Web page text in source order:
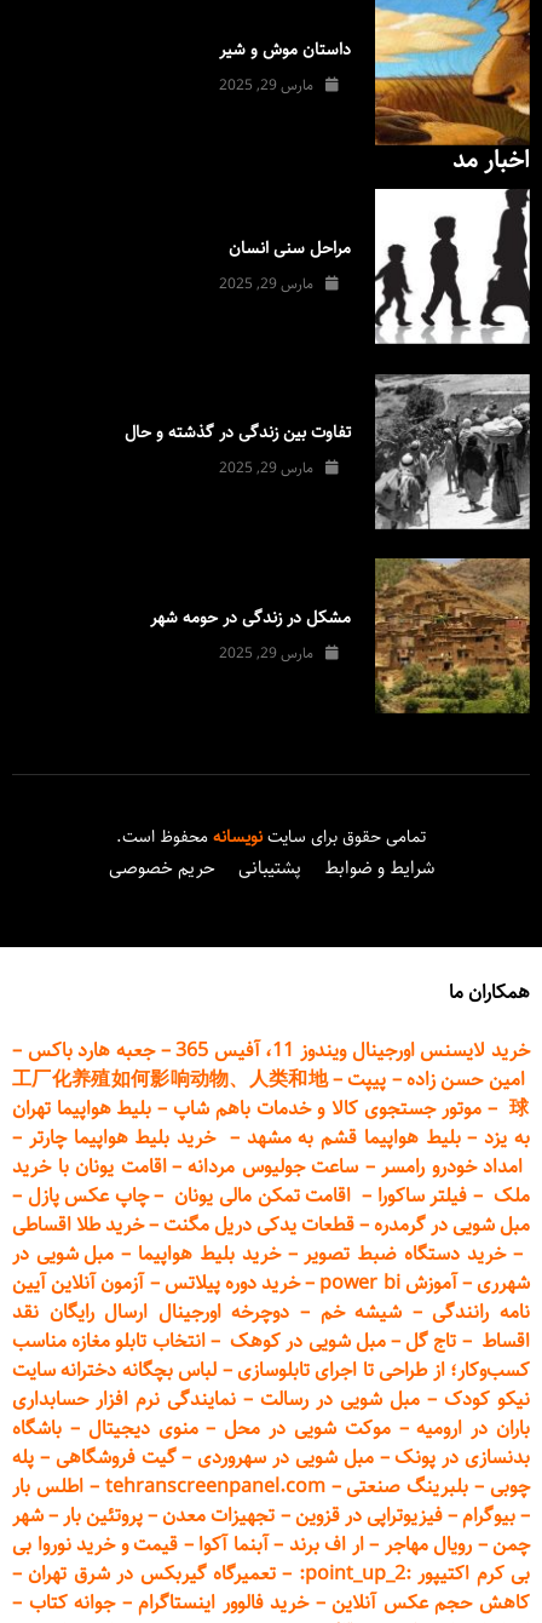
داستان موش و شیر
مارس 29, 2025
اخبار مد
مراحل سنی انسان
مارس 29, 2025
تفاوت بین زندگی در گذشته و حال
مارس 29, 2025
مشکل در زندگی در حومه شهر
مارس 29, 2025
تمامی حقوق برای سایتنویسانهمحفوظ است.
شرایط و ضوابط پشتیبانی حریم خصوصی
همکاران ما
خرید لایسنس اورجینال ویندوز 11، آفیس 365
–جعبه هارد باکس –
امین حسن زاده– پیپت–
工厂化养殖如何影响动物、人类和地
球
– موتور جستجوی کالا و خدمات باهم شاپ– بلیط هواپیما تهران
به یزد–بلیط هواپیما قشم به مشهد –خرید بلیط هواپیما چارتر –
امداد خودرو رامسر– ساعت جولیوس مردانه–اقامت یونان با خرید
ملک – فیلتر ساکورا – اقامت تمکن مالی یونان –چاپ عکس پازل –
مبل شویی در گرمدره–قطعاتیدکی دریل مگنت–خرید طلا اقساطی
–خرید دستگاه ضبط تصویر–خرید بلیط هواپیما –مبل شویی در
شهرری–آموزش power bi –خرید دورهپیلاتس–آزمون آنلاین آیین
نامه رانندگی– شیشه خم – دوچرخه اورجینال ارسال رایگان نقد
اقساط – تاج گل–مبل شویی در کوهک–انتخاب تابلو مغازه مناسب
کسب‌وکار؛ از طراحی تا اجرای تابلوسازی– لباس بچگانه دخترانه سایت
نیکو کودک – مبل شویی در رسالت – نمایندگی نرم افزار حسابداری
باران در ارومیه–موکت شویی در محل–منوی دیجیتال – باشگاه
بدنسازی در پونک–مبل شویی در سهروردی–گیت فروشگاهی – پله
چوبی – بلبرینگ صنعتی–
tehranscreenpanel.com
–اطلس بار
–بیوگرام–فیزیوتراپی در قزوین– تجهیزات معدن–پروتئین بار–شهر
چمن– رویال مهاجر –ار اف برند –آبنما آکوا – قیمت و خرید نوروا بی
بی کرم اکتیپور :point_up_2:
– تعمیرگاه گیربکس در شرق تهران–
کاهش حجم عکس آنلاین–خرید فالوور اینستاگرام–جوانه کتاب –